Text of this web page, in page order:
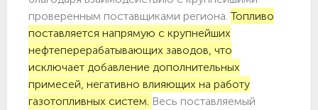
проверенным поставщиками региона.Топливо
поставляется напрямую с крупнейших
нефтеперерабатывающих заводов, что
исключает добавление дополнительных
примесей, негативно влияющих на работу
газотопливных систем. Весь поставляемый